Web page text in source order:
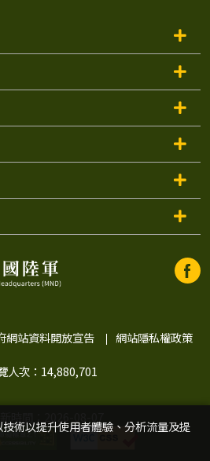
中
華
陸
軍
網站資料開放宣告 網站隱私權政策
人次：14,880,701
術以提升使用者體驗、分析流量及提